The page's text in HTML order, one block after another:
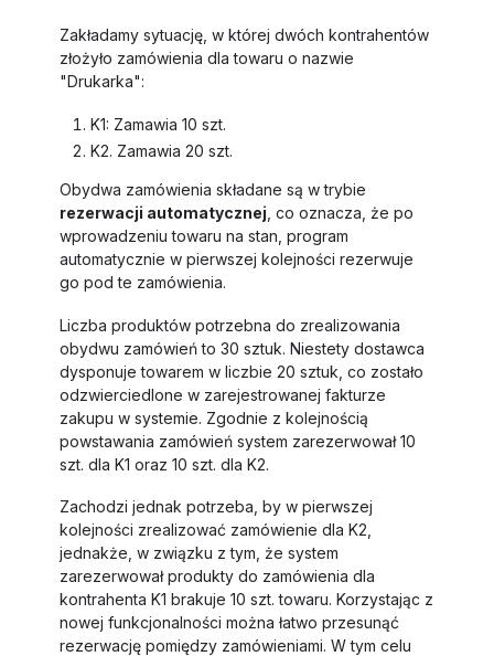
Zakładamy sytuację, w której dwóch kontrahentów
złożyło zamówienia dla towaru o nazwie
"Drukarka":
K1: Zamawia 10 szt.
K2. Zamawia 20 szt.
Obydwa zamówienia składane są w trybie
rezerwacji automatycznej , co oznacza, że po
wprowadzeniu towaru na stan, program
automatycznie w pierwszej kolejności rezerwuje
go pod te zamówienia.
Liczba produktów potrzebna do zrealizowania
obydwu zamówień to 30 sztuk. Niestety dostawca
dysponuje towarem w liczbie 20 sztuk, co zostało
odzwierciedlone w zarejestrowanej fakturze
zakupu w systemie. Zgodnie z kolejnością
powstawania zamówień system zarezerwował 10
szt. dla K1 oraz 10 szt. dla K2.
Zachodzi jednak potrzeba, by w pierwszej
kolejności zrealizować zamówienie dla K2,
jednakże, w związku z tym, że system
zarezerwował produkty do zamówienia dla
kontrahenta K1 brakuje 10 szt. towaru. Korzystając z
nowej funkcjonalności można łatwo przesunąć
rezerwację pomiędzy zamówieniami. W tym celu